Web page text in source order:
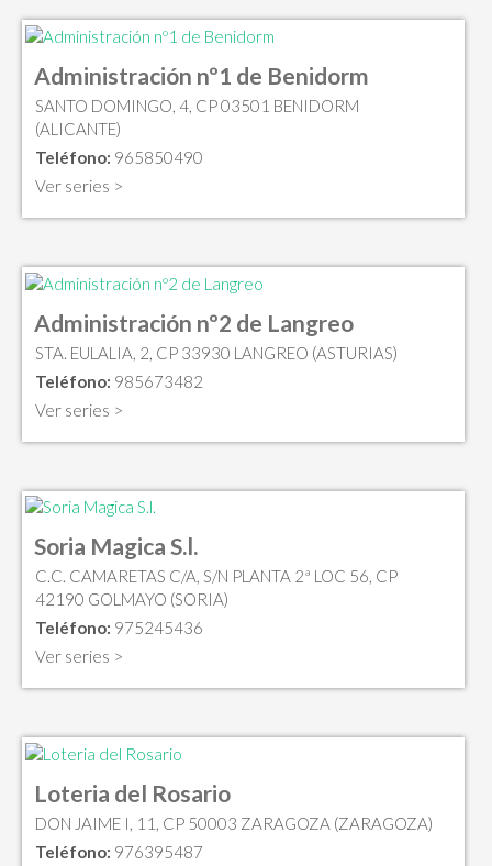
Administración nº1 de Benidorm
SANTO DOMINGO, 4, CP 03501 BENIDORM
(ALICANTE)
Teléfono: 965850490
Ver series >
Administración nº2 de Langreo
STA. EULALIA, 2, CP 33930 LANGREO (ASTURIAS)
Teléfono: 985673482
Ver series >
Soria Magica S.l.
C.C. CAMARETAS C/A, S/N PLANTA 2ª LOC 56, CP
42190 GOLMAYO (SORIA)
Teléfono: 975245436
Ver series >
Loteria del Rosario
DON JAIME I, 11, CP 50003 ZARAGOZA (ZARAGOZA)
Teléfono: 976395487